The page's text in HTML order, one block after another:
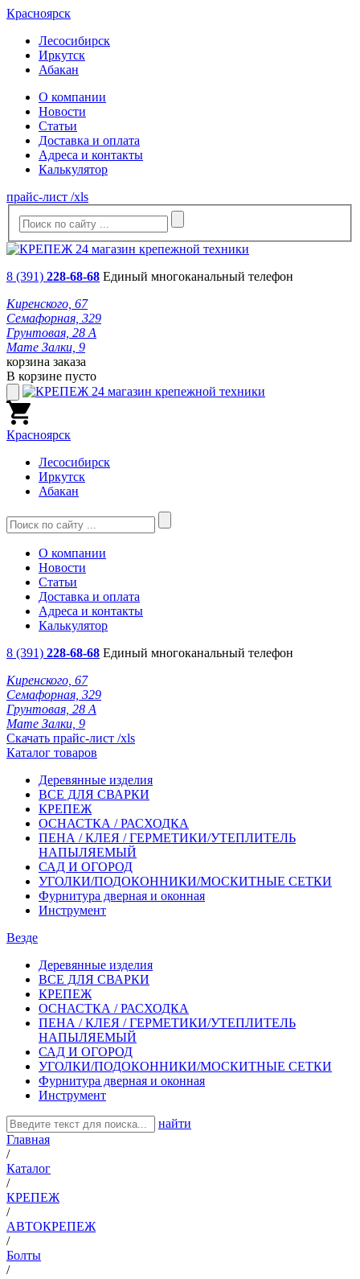
Красноярск
Лесосибирск
Иркутск
Абакан
О компании
Новости
Статьи
Доставка и оплата
Адреса и контакты
Калькулятор
прайс-лист /xls
8 (391) 228-68-68 Единый многоканальный телефон
Киренского, 67
Семафорная, 329
Грунтовая, 28 А
Мате Залки, 9
корзина заказа
В корзине пусто
Красноярск
Лесосибирск
Иркутск
Абакан
О компании
Новости
Статьи
Доставка и оплата
Адреса и контакты
Калькулятор
8 (391) 228-68-68 Единый многоканальный телефон
Киренского, 67
Семафорная, 329
Грунтовая, 28 А
Мате Залки, 9
Скачать прайс-лист /xls
Каталог товаров
Деревянные изделия
ВСЕ ДЛЯ СВАРКИ
КРЕПЕЖ
ОСНАСТКА / РАСХОДКА
ПЕНА / КЛЕЯ / ГЕРМЕТИКИ/УТЕПЛИТЕЛЬ
НАПЫЛЯЕМЫЙ
САД И ОГОРОД
УГОЛКИ/ПОДОКОННИКИ/МОСКИТНЫЕ СЕТКИ
Фурнитура дверная и оконная
Инструмент
Везде
Деревянные изделия
ВСЕ ДЛЯ СВАРКИ
КРЕПЕЖ
ОСНАСТКА / РАСХОДКА
ПЕНА / КЛЕЯ / ГЕРМЕТИКИ/УТЕПЛИТЕЛЬ
НАПЫЛЯЕМЫЙ
САД И ОГОРОД
УГОЛКИ/ПОДОКОННИКИ/МОСКИТНЫЕ СЕТКИ
Фурнитура дверная и оконная
Инструмент
найти
Главная
/
Каталог
/
КРЕПЕЖ
/
АВТОКРЕПЕЖ
/
Болты
/